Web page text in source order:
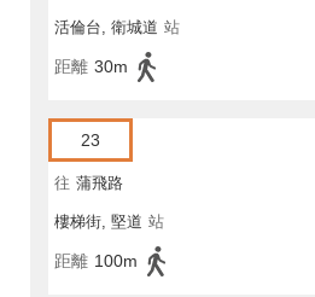
活倫台, 衛城道 站
距離 30m
23
往 蒲飛路
樓梯街, 堅道 站
距離 100m